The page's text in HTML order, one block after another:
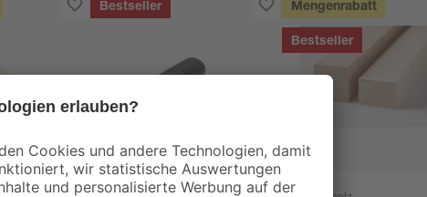
Bestseller Mengenrabatt
Bestseller